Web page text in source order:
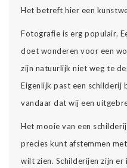
Het betreft hier een
Fotografie is erg populair.
doet wonderen voor een
zijn natuurlijk niet weg te
Eigenlijk past een schilderij
vandaar dat wij een
Het mooie van een
precies kunt afstemmen
wilt zien. Schilderijen zijn